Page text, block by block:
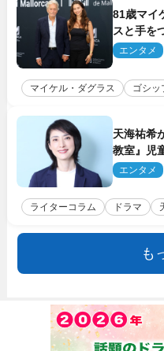
81歳マイ
スと手を
エンタメ
マイケル・ダグラス ゴシッ
天海祐希
教室』児
エンタメ
ライターコラム ドラマ
も